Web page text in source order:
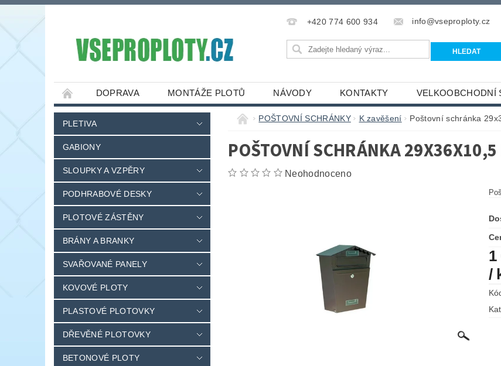
+420 774 600 934 info@vseproploty.cz
DOPRAVA MONTÁŽE PLOTŮ NÁVODY KONTAKTY VELKOOBCHODNÍ
PLETIVA
GABIONY
SLOUPKY A VZPĚRY
PODHRABOVÉ DESKY
PLOTOVÉ ZÁSTĚNY
BRÁNY A BRANKY
SVAŘOVANÉ PANELY
KOVOVÉ PLOTY
PLASTOVÉ PLOTOVKY
DŘEVĚNÉ PLOTOVKY
BETONOVÉ PLOTY
POŠTOVNÍ SCHRÁNKY K zavěšení Poštovní schránka
POŠTOVNÍ SCHRÁNKA
Neohodnoceno
1
/